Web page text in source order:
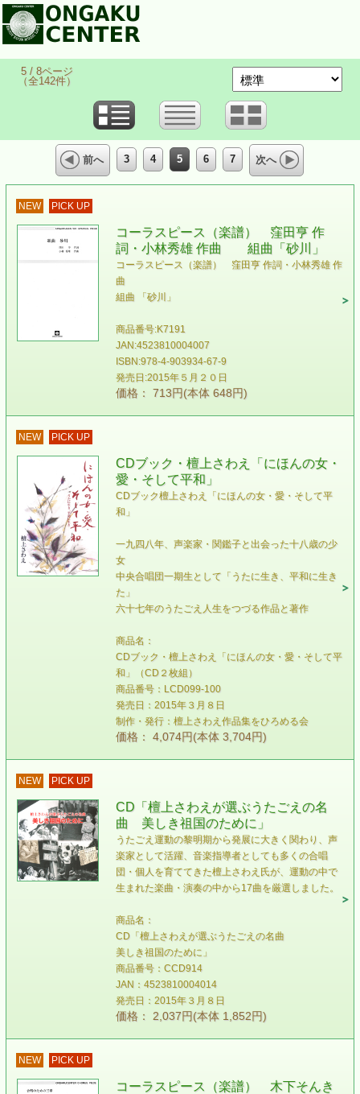
5 / 8ページ
（全142件）
前へ 3 4 5 6 7 次へ
NEW PICK UP
コーラスピース（楽譜） 窪田亨 作
詞・小林秀雄 作曲 組曲「砂川」
コーラスピース（楽譜） 窪田亨 作詞・小林秀雄 作
曲
組曲 「砂川」
商品番号:K7191
JAN:4523810004007
ISBN:978-4-903934-67-9
発売日:2015年５月２０日
価格： 713円(本体 648円)
NEW PICK UP
CDブック・檀上さわえ「にほんの女・
愛・そして平和」
CDブック檀上さわえ「にほんの女・愛・そして平
和」
一九四八年、声楽家・関鑑子と出会った十八歳の少
女
中央合唱団一期生として「うたに生き、平和に生き
た」
六十七年のうたごえ人生をつづる作品と著作
商品名：
CDブック・檀上さわえ「にほんの女・愛・そして平
和」（CD２枚組）
商品番号：LCD099-100
発売日：2015年３月８日
制作・発行：檀上さわえ作品集をひろめる会
価格： 4,074円(本体 3,704円)
NEW PICK UP
CD「檀上さわえが選ぶうたごえの名
曲 美しき祖国のために」
うたごえ運動の黎明期から発展に大きく関わり、声
楽家として活躍、音楽指導者としても多くの合唱
団・個人を育ててきた檀上さわえ氏が、運動の中で
生まれた楽曲・演奏の中から17曲を厳選しました。
商品名：
CD「檀上さわえが選ぶうたごえの名曲
美しき祖国のために」
商品番号：CCD914
JAN：4523810004014
発売日：2015年３月８日
価格： 2,037円(本体 1,852円)
NEW PICK UP
コーラスピース（楽譜） 木下そんき